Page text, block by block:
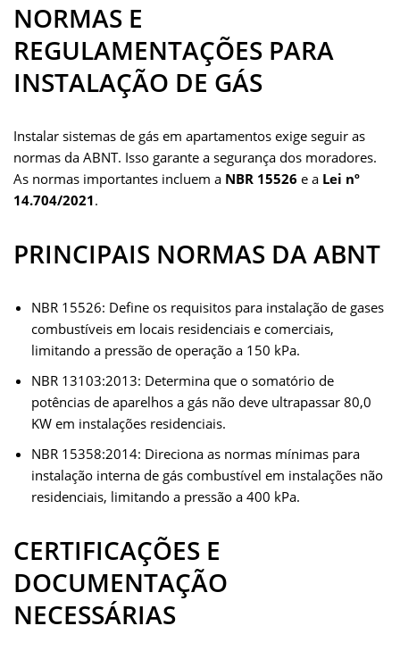
NORMAS E
REGULAMENTAÇÕES PARA
INSTALAÇÃO DE GÁS
Instalar sistemas de gás em apartamentos exige seguir as
normas da ABNT. Isso garante a segurança dos moradores.
As normas importantes incluem a NBR 15526 e a Lei nº
14.704/2021.
PRINCIPAIS NORMAS DA ABNT
NBR 15526: Define os requisitos para instalação de gases
combustíveis em locais residenciais e comerciais,
limitando a pressão de operação a 150 kPa.
NBR 13103:2013: Determina que o somatório de
potências de aparelhos a gás não deve ultrapassar 80,0
KW em instalações residenciais.
NBR 15358:2014: Direciona as normas mínimas para
instalação interna de gás combustível em instalações não
residenciais, limitando a pressão a 400 kPa.
CERTIFICAÇÕES E
DOCUMENTAÇÃO
NECESSÁRIAS